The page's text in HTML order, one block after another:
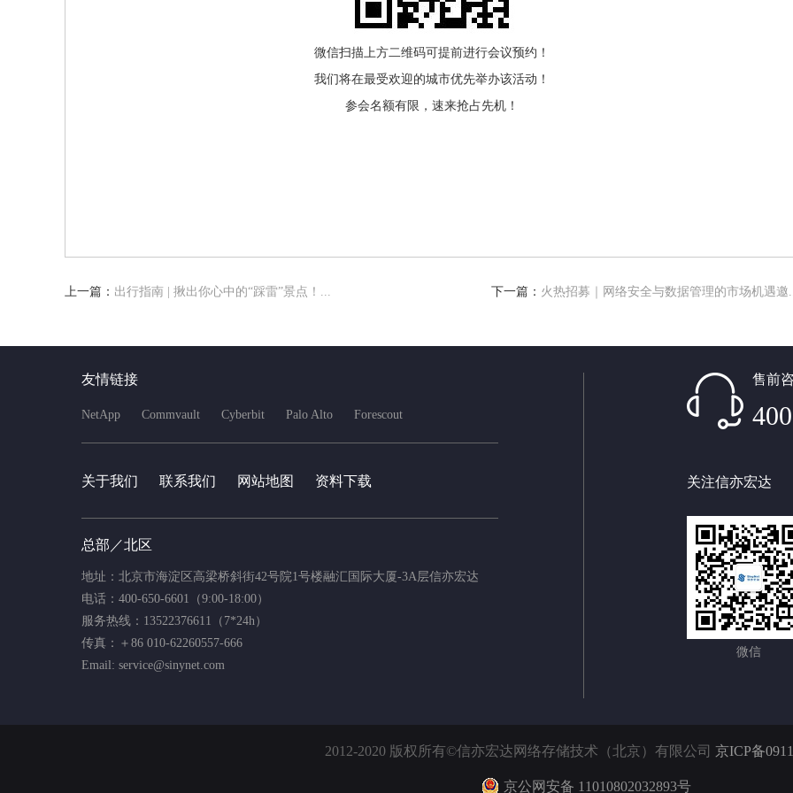
微信扫描上方二维码可提前进行会议预约！
我们将在最受欢迎的城市优先举办该活动！
参会名额有限，速来抢占先机！
上一篇： 出行指南 | 揪出你心中的“踩雷”景点！... 下一篇： 火热招募｜网络安全与数据管理的市场机遇邀
友情链接
NetApp Commvault Cyberbit Palo Alto Forescout
关于我们 联系我们 网站地图 资料下载
总部／北区
地址：北京市海淀区高梁桥斜街42号院1号楼融汇国际大厦-3A层信亦宏达
电话：400-650-6601（9:00-18:00）
服务热线：13522376611（7*24h）
传真：＋86 010-62260557-666
Email: service@sinynet.com
售前
关注信亦宏达
微信
2012-2020 版权所有©信亦宏达网络存储技术（北京）有限公司 京ICP备
京公网安备 11010802032893号